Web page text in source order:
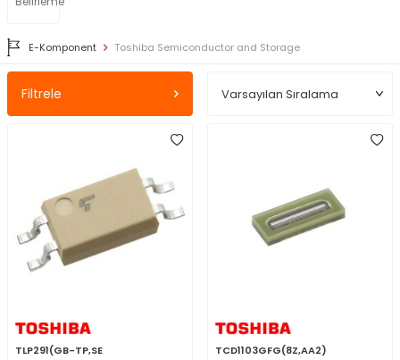
E-Komponent Toshiba Semiconductor and Storage
Filtrele
TLP291(GB-TP,SE TCD1103GFG(8Z,AA2)